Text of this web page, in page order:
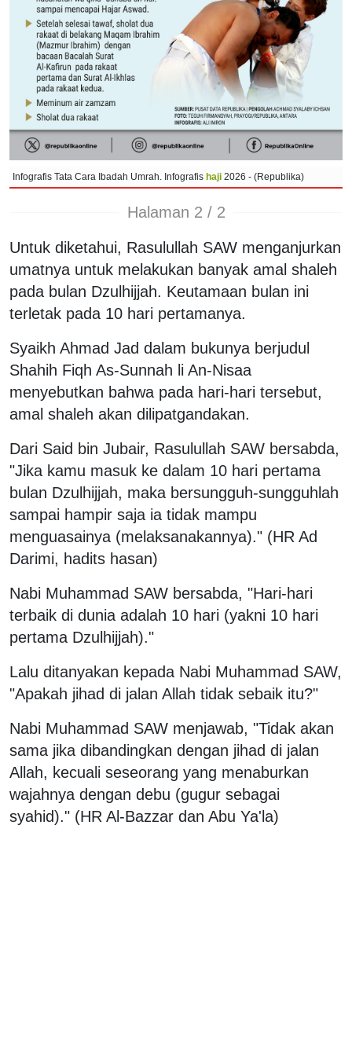
Infografis Tata Cara Ibadah Umrah. Infografis haji 2026 - (Republika)
Halaman 2 / 2
Untuk diketahui, Rasulullah SAW menganjurkan
umatnya untuk melakukan banyak amal shaleh
pada bulan Dzulhijjah. Keutamaan bulan ini
terletak pada 10 hari pertamanya.
Syaikh Ahmad Jad dalam bukunya berjudul
Shahih Fiqh As-Sunnah li An-Nisaa
menyebutkan bahwa pada hari-hari tersebut,
amal shaleh akan dilipatgandakan.
Dari Said bin Jubair, Rasulullah SAW bersabda,
"Jika kamu masuk ke dalam 10 hari pertama
bulan Dzulhijjah, maka bersungguh-sungguhlah
sampai hampir saja ia tidak mampu
menguasainya (melaksanakannya)." (HR Ad
Darimi, hadits hasan)
Nabi Muhammad SAW bersabda, "Hari-hari
terbaik di dunia adalah 10 hari (yakni 10 hari
pertama Dzulhijjah)."
Lalu ditanyakan kepada Nabi Muhammad SAW,
"Apakah jihad di jalan Allah tidak sebaik itu?"
Nabi Muhammad SAW menjawab, "Tidak akan
sama jika dibandingkan dengan jihad di jalan
Allah, kecuali seseorang yang menaburkan
wajahnya dengan debu (gugur sebagai
syahid)." (HR Al-Bazzar dan Abu Ya'la)